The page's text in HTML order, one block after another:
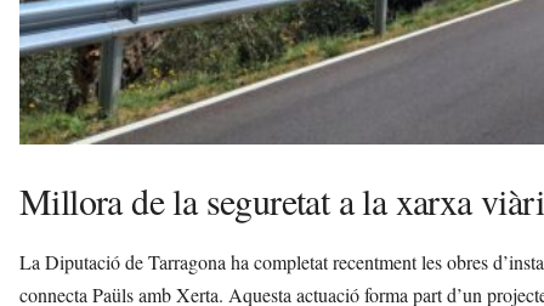
Millora de la seguretat a la xarxa
La Diputació de Tarragona ha completat recentment les obres
connecta Paüls amb Xerta. Aquesta actuació forma part d’un